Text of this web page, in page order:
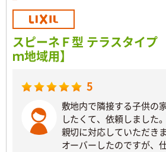
スピーネＦ型 テラスタイプ
ｍ地域用】
5
敷地内で隣接する子供の
したくて、依頼しました
親切に対応していただき
オーバーしたのですが、